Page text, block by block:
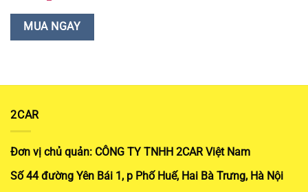
MUA NGAY
2CAR
Đơn vị chủ quản: CÔNG TY TNHH 2CAR Việt Nam
Số 44 đường Yên Bái 1, p Phố Huế, Hai Bà Trưng, Hà Nội